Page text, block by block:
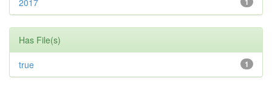
2017
Has File(s)
1
true